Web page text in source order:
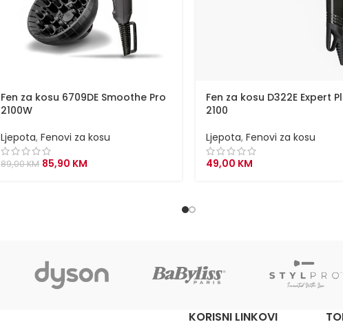
Fen za kosu 6709DE Smoothe Pro
2100W
Ljepota, Fenovi za kosu
89,00KM Original
85,90 KM
Fen za kosu D322E Expert
2100
Ljepota, Fenovi za kosu
49,00 KM
KORISNI LINKOVI